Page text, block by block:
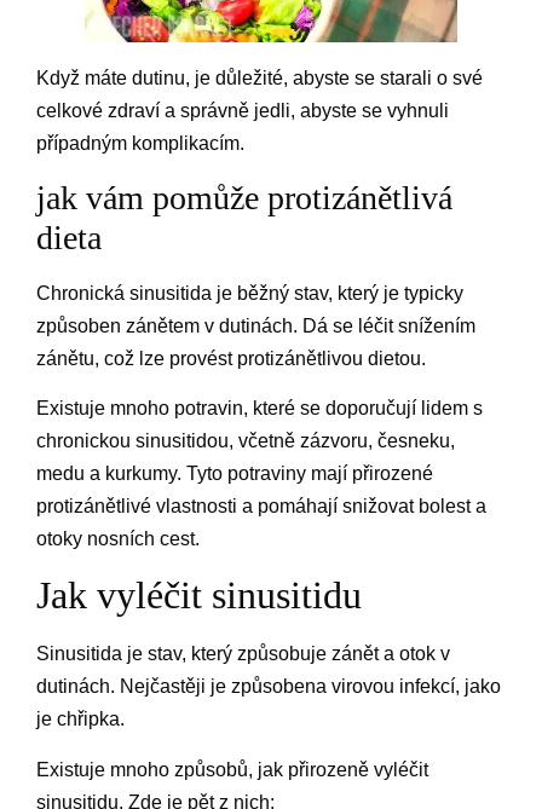
Když máte dutinu, je důležité, abyste se starali o své
celkové zdraví a správně jedli, abyste se vyhnuli
případným komplikacím.
jak vám pomůže protizánětlivá
dieta
Chronická sinusitida je běžný stav, který je typicky
způsoben zánětem v dutinách. Dá se léčit snížením
zánětu, což lze provést protizánětlivou dietou.
Existuje mnoho potravin, které se doporučují lidem s
chronickou sinusitidou, včetně zázvoru, česneku,
medu a kurkumy. Tyto potraviny mají přirozené
protizánětlivé vlastnosti a pomáhají snižovat bolest a
otoky nosních cest.
Jak vyléčit sinusitidu
Sinusitida je stav, který způsobuje zánět a otok v
dutinách. Nejčastěji je způsobena virovou infekcí, jako
je chřipka.
Existuje mnoho způsobů, jak přirozeně vyléčit
sinusitidu. Zde je pět z nich: